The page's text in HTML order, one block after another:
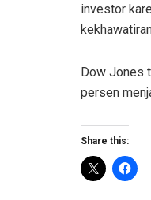
investor
Dow Jones
persen
Share this: